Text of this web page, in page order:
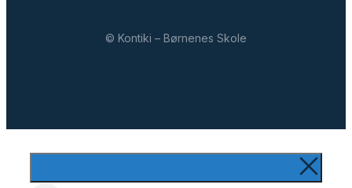
© Kontiki – Børnenes Skole